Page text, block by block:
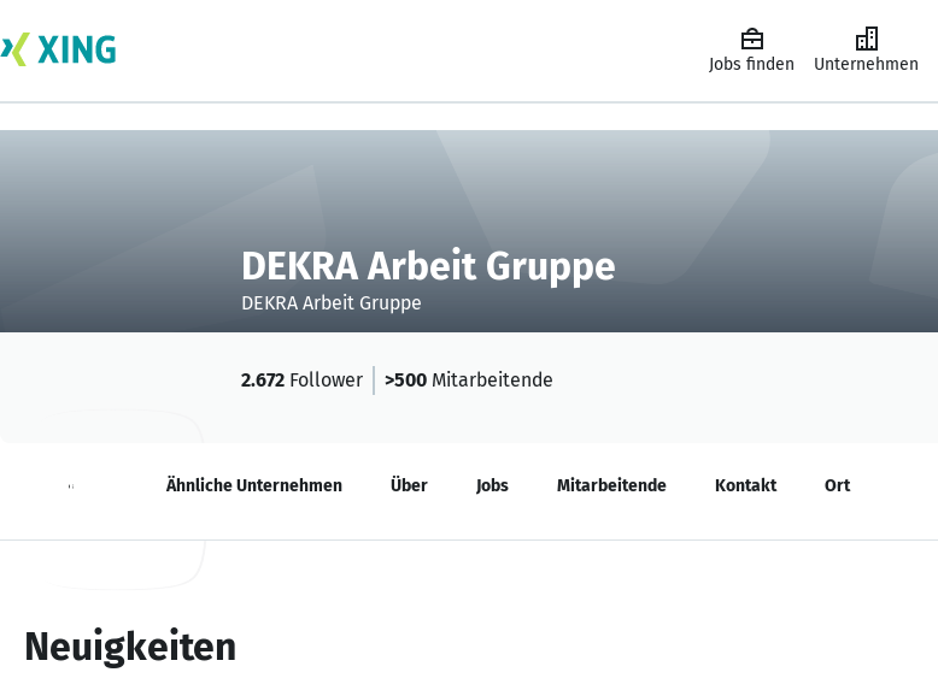
Jobs finden Unternehmen
DEKRA Arbeit Gruppe
DEKRA Arbeit Gruppe
2.672 Follower >500 Mitarbeitende
Neuigkeiten Ähnliche Unternehmen Über Jobs Mitarbeitende Kontakt Ort
Neuigkeiten